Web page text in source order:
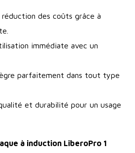
réduction des coûts grâce à
immédiate avec un
parfaitement dans tout type
et durabilité pour un usage
à induction LiberoPro 1